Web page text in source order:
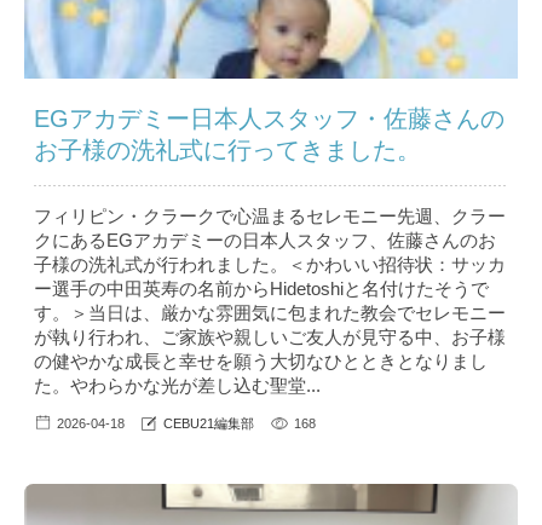
EGアカデミー日本人スタッフ・佐藤さんの
お子様の洗礼式に行ってきました。
フィリピン・クラークで心温まるセレモニー先週、クラー
クにあるEGアカデミーの日本人スタッフ、佐藤さんのお
子様の洗礼式が行われました。＜かわいい招待状：サッカ
ー選手の中田英寿の名前からHidetoshiと名付けたそうで
す。＞当日は、厳かな雰囲気に包まれた教会でセレモニー
が執り行われ、ご家族や親しいご友人が見守る中、お子様
の健やかな成長と幸せを願う大切なひとときとなりまし
た。やわらかな光が差し込む聖堂...
2026-04-18 CEBU21編集部 168